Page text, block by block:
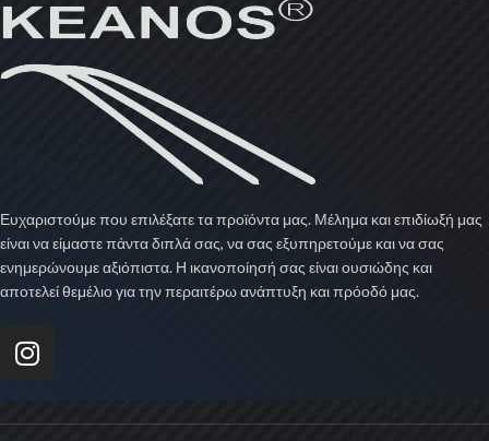
Ευχαριστούμε που επιλέξατε τα προϊόντα μας. Μέλημα και επιδίωξή μας
είναι να είμαστε πάντα διπλά σας, να σας εξυπηρετούμε και να σας
ενημερώνουμε αξιόπιστα. Η ικανοποίησή σας είναι ουσιώδης και
αποτελεί θεμέλιο για την περαιτέρω ανάπτυξη και πρόοδό μας.